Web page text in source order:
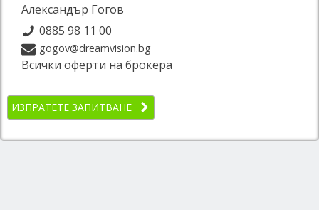
Александър Гогов
0885 98 11 00
gogov@dreamvision.bg
Всички оферти на брокера
ИЗПРАТЕТЕ ЗАПИТВАНЕ